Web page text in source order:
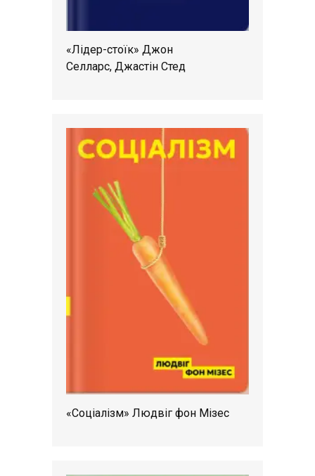
«Лідер-стоїк» Джон
Селларс, Джастін Стед
«Соціалізм» Людвіг фон Мізес